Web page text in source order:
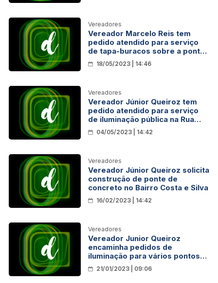
Vereadores
Vereador Marcelo Reis tem
pedido atendido para serviço
de tapa-buracos sobre a ponte
no Rio Madeira
18/05/2023 | 14:46
Vereadores
Vereador Júnior Queiroz tem
pedido atendido para serviço
de iluminação pública na Rua
Virgem
04/05/2023 | 14:42
Vereadores
Vereador Júnior Queiroz solicita
construção de ponte de
concreto no Bairro Costa e Silva
16/02/2023 | 14:42
Vereadores
Vereador Junior Queiroz
encaminha pedidos de
iluminação para vários pontos
de Porto Velho
21/01/2023 | 09:06